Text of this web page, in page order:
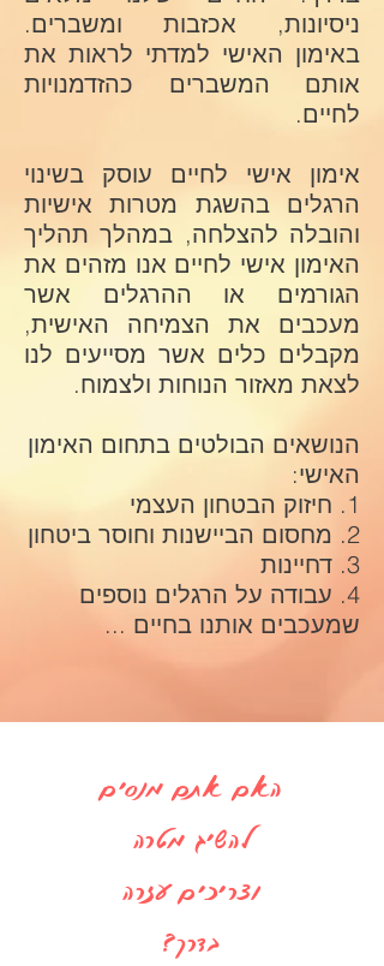
ניסיונות, אכזבות ומשברים.
באימון האישי למדתי לראות את
אותם המשברים כהזדמנויות
לחיים.
אימון אישי לחיים עוסק בשינוי
הרגלים בהשגת מטרות אישיות
והובלה להצלחה, במהלך תהליך
האימון אישי לחיים אנו מזהים את
הגורמים או ההרגלים אשר
מעכבים את הצמיחה האישית,
מקבלים כלים אשר מסייעים לנו
לצאת מאזור הנוחות ולצמוח.
הנושאים הבולטים בתחום האימון
האישי:
1. חיזוק הבטחון העצמי
2. מחסום הביישנות וחוסר ביטחון
3. דחיינות
4. עבודה על הרגלים נוספים
שמעכבים אותנו בחיים ...
האם אתם מנסים
להשיג מטרה
וצריכים עזרה
בדרך?